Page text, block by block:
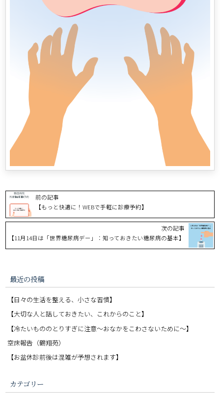
前の記事
【もっと快適に！WEBで手軽に診療予約】
次の記事
【11月14日は「世界糖尿病デー」：知っておきたい糖尿病の基本】
最近の投稿
【日々の生活を整える、小さな習慣】
【大切な人と話しておきたい、これからのこと】
【冷たいもののとりすぎに注意〜おなかをこわさないために〜】
空床報告（鶴翔苑）
【お盆休診前後は混雑が予想されます】
カテゴリー